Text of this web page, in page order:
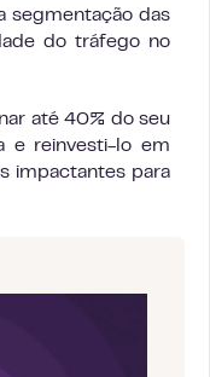
segmentação das
do tráfego no
até 40% do seu
e reinvesti-lo em
impactantes para